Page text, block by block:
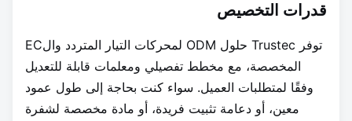
قدرات التخصيص
توفر Trustec حلول ODM لمحركات التيار المتردد والEC
المخصصة، مع مخطط تفصيلي ومعلمات قابلة للتعديل
وفقًا لمتطلبات العميل. سواء كنت بحاجة إلى طول عمود
معين، أو دعامة تثبيت فريدة، أو مادة مخصصة لشفرة